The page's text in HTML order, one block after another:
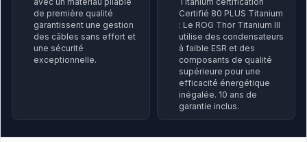
de première qualité
garantissent une gestion
des câbles sans effort et
une sécurité
exceptionnelle.
Certifié 80 PLUS Titanium
: Le ROG Thor Titanium III
utilise des condensateurs
à faible ESR et des
composants de qualité
supérieure pour une
efficacité énergétique
inégalée. 10 ans de
garantie inclus.